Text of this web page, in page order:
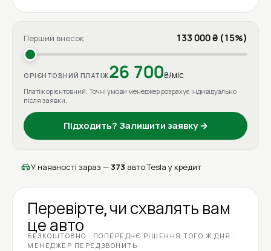
Перший внесок 133 000 ₴ (15%)
ОРІЄНТОВНИЙ ПЛАТІЖ26 700₴/міс
Платіж орієнтовний. Точні умови менеджер розрахує індивідуально
після заявки.
Підходить? Залишити заявку →
У наявності зараз — 373 авто Tesla у кредит
Перевірте, чи схвалять вам
це авто
БЕЗКОШТОВНО · ПОПЕРЕДНЄ РІШЕННЯ ТОГО Ж ДНЯ ·
МЕНЕДЖЕР ПЕРЕДЗВОНИТЬ